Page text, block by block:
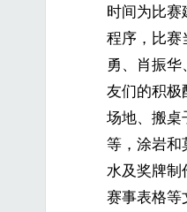
时间为比
程序，比赛
勇、肖振
友们的积极
场地、搬桌
等，涂岩和
水及奖牌制
赛事表格等